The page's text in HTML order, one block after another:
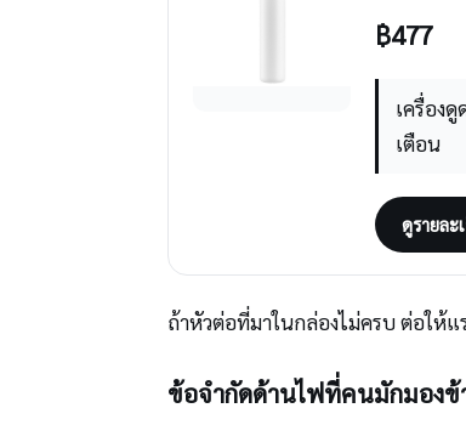
฿477
เครื่อง
เตือน
ดูรายละ
ถ้าหัวต่อที่มาในกล่องไม่ครบ ต่อให้
ข้อจำกัดด้านไฟที่คนมักมองข้